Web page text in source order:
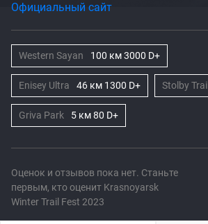
Оценок и отзывов пока нет. Станьте
первым, кто оценит Krasnoyarsk
Winter Trail Fest 2023
Официальный сайт
Western Sayan 100 км 3000 D+
Enisey Ultra 46 км 1300 D+ Stolby Trail
Griva Park 5 км 80 D+